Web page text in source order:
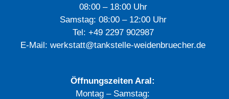
08:00 – 18:00 Uhr
Samstag: 08:00 – 12:00 Uhr
Tel: +49 2297 902987
E-Mail: werkstatt@tankstelle-weidenbruecher.de
Öffnungszeiten Aral:
Montag – Samstag: